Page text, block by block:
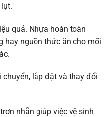
quả. Nhựa hoàn toàn
hay nguồn thức ăn cho mối
chuyển, lắp đặt và thay đổi
nhẵn giúp việc vệ sinh